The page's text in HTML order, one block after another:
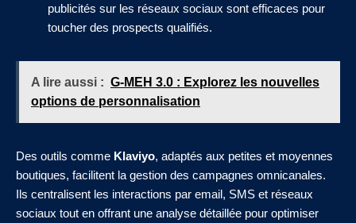
publicités sur les réseaux sociaux sont efficaces pour
toucher des prospects qualifiés.
A lire aussi : G-MEH 3.0 : Explorez les nouvelles
options de personnalisation
Des outils comme Klaviyo, adaptés aux petites et moyennes
boutiques, facilitent la gestion des campagnes omnicanales.
Ils centralisent les interactions par email, SMS et réseaux
sociaux tout en offrant une analyse détaillée pour optimiser